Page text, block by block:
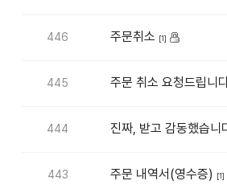
446 주문취소 [1]
445 주문 취소 요청드립니
444 진짜, 받고 감동했습니
443 주문 내역서(영수증) [1]